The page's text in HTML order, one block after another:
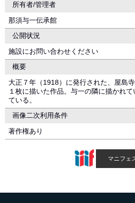
所有者/管理者
那須与一伝承館
公開状況
施設にお問い合わせください
概要
大正７年（1918）に発行された、屋島
１枚に描いた作品。与一の隣に描かれ
ている。
画像二次利用条件
著作権あり
マニフェ